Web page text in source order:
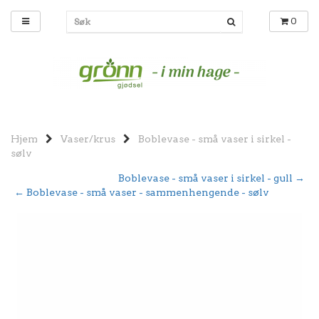
0
Hjem Vaser/krus
Boblevase - små vaser i sirkel -
sølv
Boblevase - små vaser i sirkel - gull →
← Boblevase - små vaser - sammenhengende - sølv